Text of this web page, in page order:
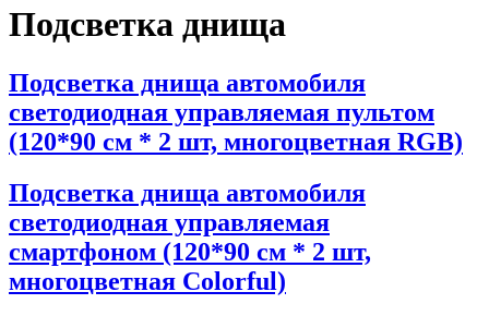
Подсветка днища
Подсветка днища автомобиля
светодиодная управляемая пультом
(120*90 см * 2 шт, многоцветная RGB)
Подсветка днища автомобиля
светодиодная управляемая
смартфоном (120*90 см * 2 шт,
многоцветная Colorful)